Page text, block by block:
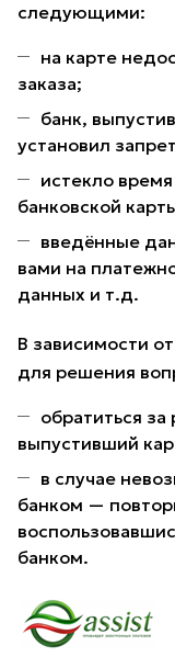
следующими:
на карте
заказа;
банк,
установил
истекло
банковской
введённые
вами на
данных и т.д.
В зависимости
для решения
обратиться
выпустивший
в случае
банком —
банком.